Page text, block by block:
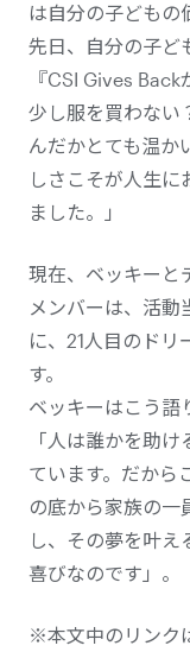
は自分の子どもの
先日、自分の子ど
『CSI Gives
少し服を買わない
んだかとても温か
しさこそが人生
ました。」
現在、ベッキーと
メンバーは、活動
に、21人目のドリ
す。
ベッキーはこう語
「人は誰かを助
ています。だから
の底から家族の一
し、その夢を叶
喜びなのです」。
※本文中のリンク